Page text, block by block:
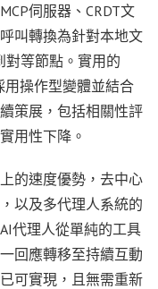
伺服器、CRDT文
叫轉換為針對本地文
對等節點。實用的
用操作型變體並結合
策展，包括相關性評
用性下降。
的速度優勢，去中心
以及多代理人系統的
代理人從單純的工具
回應轉移至持續互動
可實現，且無需重新